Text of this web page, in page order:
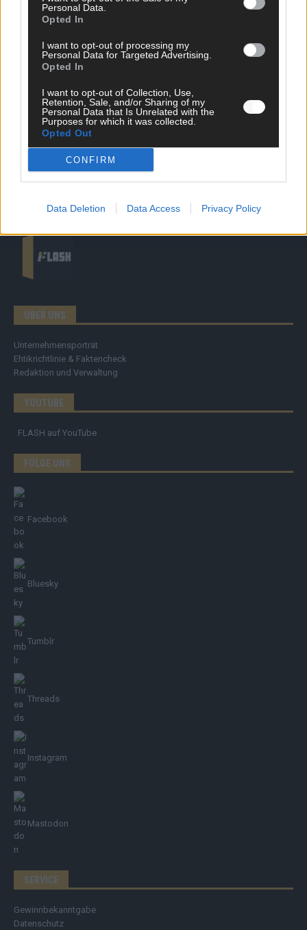
Personal Data.
Opted In
I want to opt-out of processing my
Personal Data for Targeted Advertising.
Opted In
I want to opt-out of Collection, Use,
Retention, Sale, and/or Sharing of my
Personal Data that Is Unrelated with the
Purposes for which it was collected.
Opted Out
CONFIRM
Data Deletion Data Access Privacy Policy
Politik & Co
Money Matters
Tipps & Tricks
Brainpower
Specials
Streams & Storys
Eurovision
ÜBER UNS
Unternehmensporträt
Ehtikrichtlinie & Faktencheck
Redaktion und Verwaltung
YOUTUBE
FLASH auf YouTube
FOLGE UNS
Facebook
Bluesky
Tumblr
Threads
Instagram
Mastodon
SERVICE
Gewinnbekanntgabe
Datenschutz